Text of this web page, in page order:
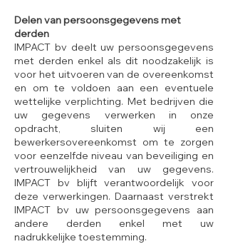
Delen van persoonsgegevens met
derden
IMPACT bv deelt uw persoonsgegevens
met derden enkel als dit noodzakelijk is
voor het uitvoeren van de overeenkomst
en om te voldoen aan een eventuele
wettelijke verplichting. Met bedrijven die
uw gegevens verwerken in onze
opdracht, sluiten wij een
bewerkersovereenkomst om te zorgen
voor eenzelfde niveau van beveiliging en
vertrouwelijkheid van uw gegevens.
IMPACT bv blijft verantwoordelijk voor
deze verwerkingen. Daarnaast verstrekt
IMPACT bv uw persoonsgegevens aan
andere derden enkel met uw
nadrukkelijke toestemming.